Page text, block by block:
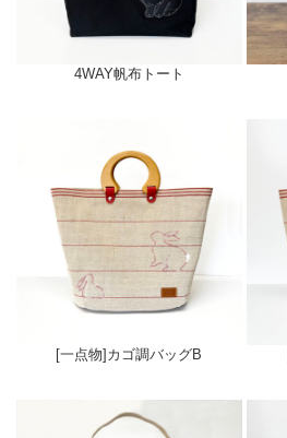
4WAY帆布トート
[一点物]カゴ調バッグB